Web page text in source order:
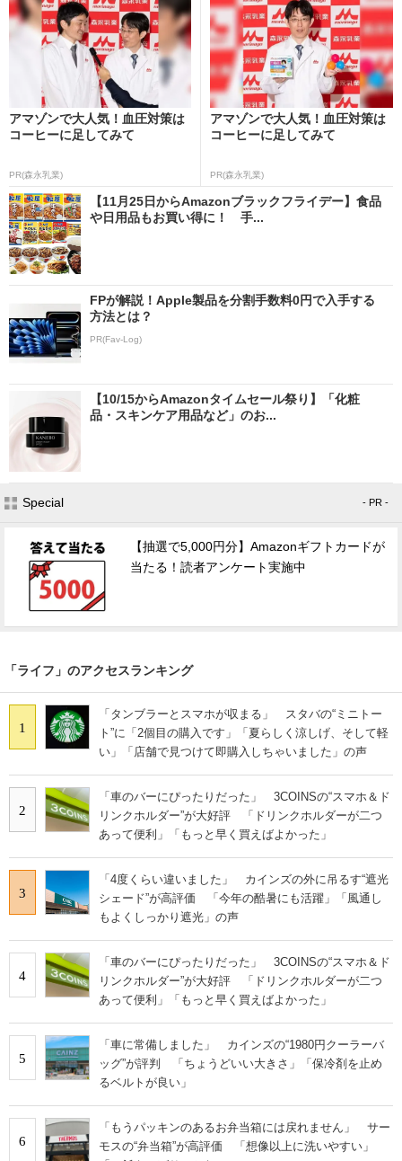
アマゾンで大人気！血圧対策は
コーヒーに足してみて
PR(森永乳業)
アマゾンで大人気！血圧対策は
コーヒーに足してみて
PR(森永乳業)
【11月25日からAmazonブラックフライデー】食品
や日用品もお買い得に！ 手...
FPが解説！Apple製品を分割手数料0円で入手する
方法とは？
PR(Fav-Log)
【10/15からAmazonタイムセール祭り】「化粧
品・スキンケア用品など」のお...
Special - PR -
【抽選で5,000円分】Amazonギフトカードが
当たる！読者アンケート実施中
「ライフ」のアクセスランキング
1
「タンブラーとスマホが収まる」 スタバの“ミニトー
ト”に「2個目の購入です」「夏らしく涼しげ、そして軽
い」「店舗で見つけて即購入しちゃいました」の声
2
「車のバーにぴったりだった」 3COINSの“スマホ＆ド
リンクホルダー”が大好評 「ドリンクホルダーが二つ
あって便利」「もっと早く買えばよかった」
3
「4度くらい違いました」 カインズの外に吊るす“遮光
シェード”が高評価 「今年の酷暑にも活躍」「風通し
もよくしっかり遮光」の声
4
「車のバーにぴったりだった」 3COINSの“スマホ＆ド
リンクホルダー”が大好評 「ドリンクホルダーが二つ
あって便利」「もっと早く買えばよかった」
5
「車に常備しました」 カインズの“1980円クーラーバ
ッグ”が評判 「ちょうどいい大きさ」「保冷剤を止め
るベルトが良い」
6
「もうパッキンのあるお弁当箱には戻れません」 サー
モスの“弁当箱”が高評価 「想像以上に洗いやすい」